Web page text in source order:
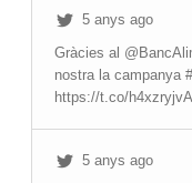
5 anys ago
Gràcies al
nostra la campanya
https://t.co/
5 anys ago